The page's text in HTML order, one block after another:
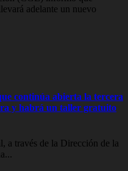
adelante un nuevo
continúa abierta la tercera
y habrá un taller gratuito
a través de la Dirección de la